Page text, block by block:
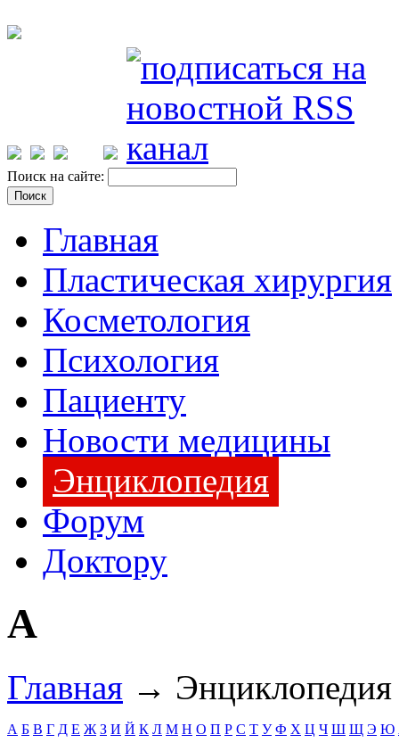
Поиск на сайте:
Главная
Пластическая хирургия
Косметология
Психология
Пациенту
Новости медицины
Энциклопедия
Форум
Доктору
А
Главная →
А Б В Г Д Е Ж З И Й К Л М Н О П Р С Т У Ф Х Ц Ч Ш Щ Э Ю